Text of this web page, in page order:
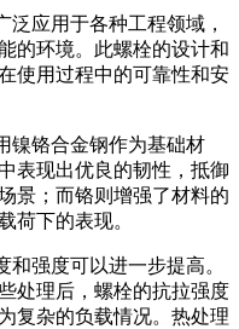
泛应用于各种工程领域，
的环境。此螺栓的设计和
使用过程中的可靠性和安
镍铬合金钢作为基础材
表现出优良的韧性，抵御
景；而铬则增强了材料的
荷下的表现。
和强度可以进一步提高。
处理后，螺栓的抗拉强度
复杂的负载情况。热处理